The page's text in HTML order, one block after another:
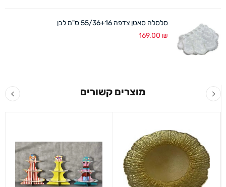
סלסלה סאטן צדפה 55/36+16 ס"מ לבן
169.00 ₪
מוצרים קשורים